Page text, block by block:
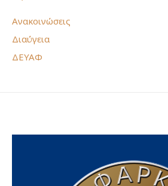
Ανακοινώσεις
Διαύγεια
ΔΕΥΑΦ